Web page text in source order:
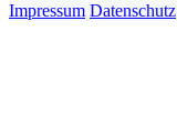
Impressum Datenschutz